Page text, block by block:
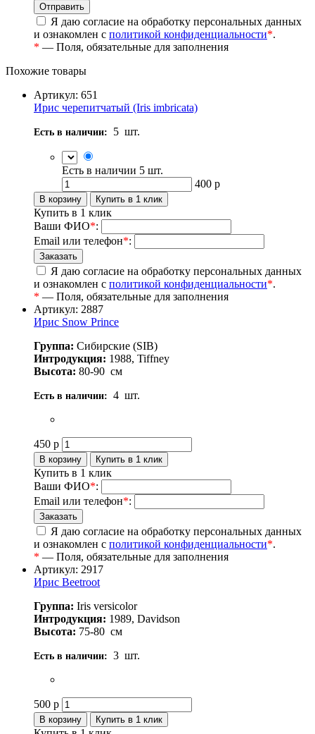
Я даю согласие на обработку персональных данных
и ознакомлен с политикой конфиденциальности*.
* — Поля, обязательные для заполнения
Похожие товары
Артикул: 651
Ирис черепитчатый (Iris imbricata)
Есть в наличии: 5 шт.
Есть в наличии 5 шт.
400 р
Купить в 1 клик
Ваши ФИО*:
Email или телефон*:
Я даю согласие на обработку персональных данных
и ознакомлен с политикой конфиденциальности*.
* — Поля, обязательные для заполнения
Артикул: 2887
Ирис Snow Prince
Группа: Сибирские (SIB)
Интродукция: 1988, Tiffney
Высота: 80-90 см
Есть в наличии: 4 шт.
450 р
Купить в 1 клик
Ваши ФИО*:
Email или телефон*:
Я даю согласие на обработку персональных данных
и ознакомлен с политикой конфиденциальности*.
* — Поля, обязательные для заполнения
Артикул: 2917
Ирис Beetroot
Группа: Iris versicolor
Интродукция: 1989, Davidson
Высота: 75-80 см
Есть в наличии: 3 шт.
500 р